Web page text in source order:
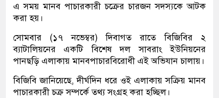
এ সময় মানব পাচারকারী চক্রের চারজন সদস্যকে আটক
করা হয়।
সোমবার (১৭ নভেম্বর) দিবাগত রাতে বিজিবির ২
ব্যাটালিয়নের একটি বিশেষ দল সাবরাং ইউনিয়নের
পানছড়ি এলাকায় মানবপাচারবিরোধী এই অভিযান চালায়।
বিজিবি জানিয়েছে, দীর্ঘদিন ধরে ওই এলাকায় সক্রিয় মানব
পাচারকারী চক্র সম্পর্কে তথ্য সংগ্রহ করা হচ্ছিল।